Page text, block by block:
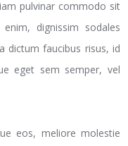
pulvinar commodo sit
dignissim sodales
dictum faucibus risus, id
eget sem semper, vel
eos, meliore molestie